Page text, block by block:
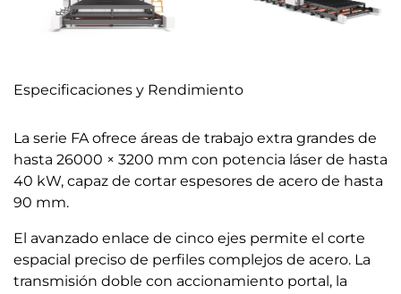
Especificaciones y Rendimiento
La serie FA ofrece áreas de trabajo extra grandes de
hasta 26000 × 3200 mm con potencia láser de hasta
40 kW, capaz de cortar espesores de acero de hasta
90 mm.
El avanzado enlace de cinco ejes permite el corte
espacial preciso de perfiles complejos de acero. La
transmisión doble con accionamiento portal, la